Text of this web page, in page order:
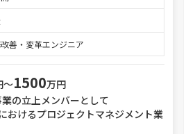
善・変革エンジニア
〜1500万円
の立上メンバーとして
おけるプロジェクトマネジメント業